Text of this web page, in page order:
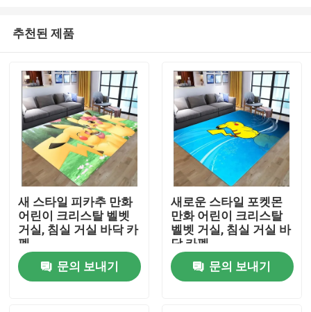
추천된 제품
새 스타일 피카추 만화
어린이 크리스탈 벨벳
거실, 침실 거실 바닥 카
펫
문의 보내기
새로운 스타일 포켓몬
만화 어린이 크리스탈
벨벳 거실, 침실 거실 바
닥 카펫
문의 보내기